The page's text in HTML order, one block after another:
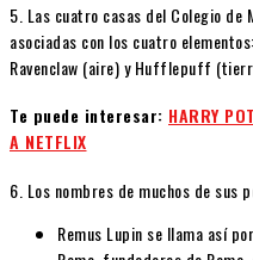
5. Las cuatro casas del Colegio de
asociadas con los cuatro
Ravenclaw (aire) y Hufflepuff
Te puede interesar: HARRY
A NETFLIX
6. Los nombres de muchos de sus
Remus Lupin se llama así